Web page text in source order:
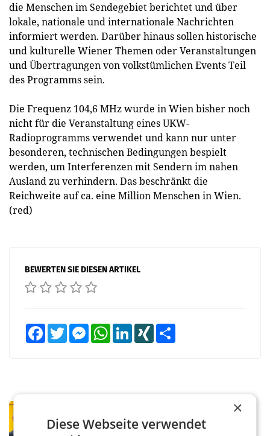
die Menschen im Sendegebiet berichtet und über
lokale, nationale und internationale Nachrichten
informiert werden. Darüber hinaus sollen historische
und kulturelle Wiener Themen oder Veranstaltungen
und Übertragungen von volkstümlichen Events Teil
des Programms sein.
Die Frequenz 104,6 MHz wurde in Wien bisher noch
nicht für die Veranstaltung eines UKW-
Radioprogramms verwendet und kann nur unter
besonderen, technischen Bedingungen bespielt
werden, um Interferenzen mit Sendern im nahen
Ausland zu verhindern. Das beschränkt die
Reichweite auf ca. eine Million Menschen in Wien.
(red)
BEWERTEN SIE DIESEN ARTIKEL
FacebookTwitter MessengerWhatsAppLinkedInXING
Österreichische Post: Umsatzplus im
×
Diese Webseite verwendet